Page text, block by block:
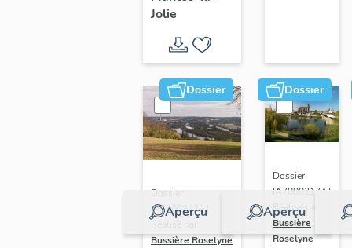
Jolie
Dossier
Aperçu
Dossier
IA78002272 |
Bussière Roselyne
Dossier
Aperçu
Dossier
IA78002174 |
Réalisé par
Bussière
Roselyne